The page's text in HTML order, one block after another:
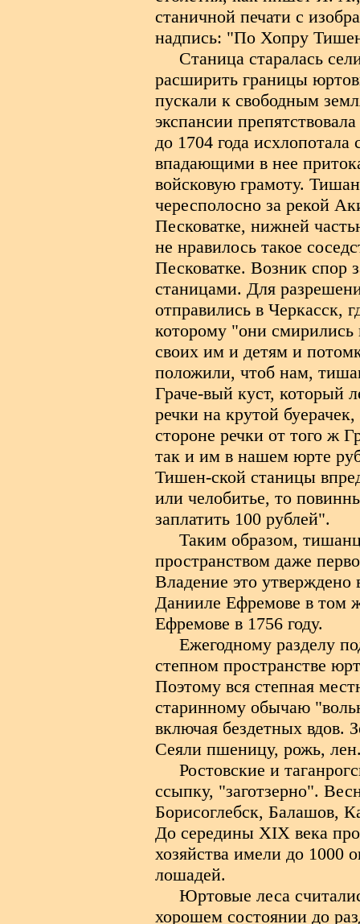
станичной печати с
надпись: "По Хопру
Станица старалась
расширить границы
пускали к свободным
экспансии
до 1704 года
впадающими в нее
войсковую грамоту.
чересполосно за рекой
Песковатке, нижней
не нравилось такое
Песковатке. Возник спор
станицами. Для
отправились в Черкасск,
которому "они
своих им и детям и
положили, чтоб нам,
Граче-вый куст, который
речки на крутой
стороне речки от того ж
так и им в нашем юрте
Тишен-ской станицы
или челобитье, то
заплатить 100 рублей".
Таким образом,
пространством даже
Владение это утверждено
Данииле Ефремове в том
Ефремове в 1756 году.
Ежегодному разделу
степном пространстве
Поэтому вся степная
старинному обычаю
включая бездетных вдов.
Сеяли пшеницу, рожь,
Ростовские и
ссыпку, "заготзерно".
Борисоглебск, Балашов,
До середины XIX века
хозяйства имели до 1000
лошадей.
Юртовые леса
хорошем состоянии до